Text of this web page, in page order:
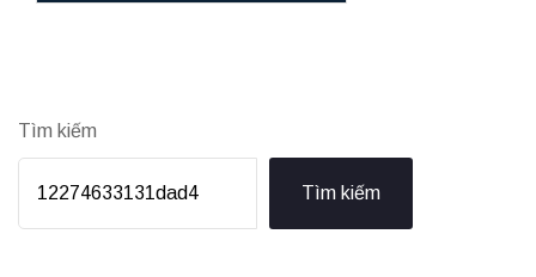
Tìm kiếm
Tìm kiếm